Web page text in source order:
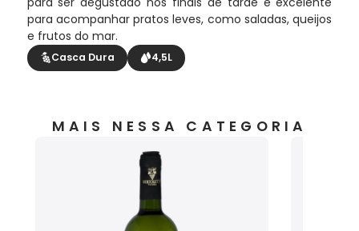
para acompanhar pratos leves, como saladas, queijos
e frutos do mar.
Casca Dura 4,5L
MAIS NESSA CATEGORIA